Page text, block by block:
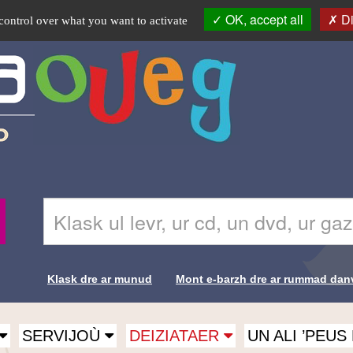
over what you want to activate OK, accept all
Recherche-
Br
e-
barzh
lec'hienn
Liens de
recherche-
Klask dre ar munud Mont e-barzh dre ar rummad
SERVIJOÙ DEIZIATAER
UN ALI